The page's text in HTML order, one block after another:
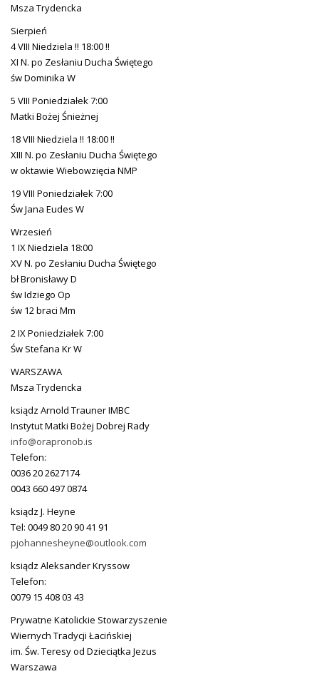
Msza Trydencka
Sierpień
4 VIII Niedziela !! 18:00 !!
XI N. po Zesłaniu Ducha Świętego
św Dominika W
5 VIII Poniedziałek 7:00
Matki Bożej Śnieżnej
18 VIII Niedziela !! 18:00 !!
XIII N. po Zesłaniu Ducha Świętego
w oktawie Wiebowzięcia NMP
19 VIII Poniedziałek 7:00
Św Jana Eudes W
Wrzesień
1 IX Niedziela 18:00
XV N. po Zesłaniu Ducha Świętego
bł Bronisławy D
św Idziego Op
św 12 braci Mm
2 IX Poniedziałek 7:00
Św Stefana Kr W
WARSZAWA
Msza Trydencka
ksiądz Arnold Trauner IMBC
Instytut Matki Bożej Dobrej Rady
info@orapronob.is
Telefon:
0036 20 2627174
0043 660 497 0874
ksiądz J. Heyne
Tel: 0049 80 20 90 41 91
pjohannesheyne@outlook.com
ksiądz Aleksander Kryssow
Telefon:
0079 15 408 03 43
Prywatne Katolickie Stowarzyszenie
Wiernych Tradycji Łacińskiej
im. Św. Teresy od Dzieciątka Jezus
Warszawa